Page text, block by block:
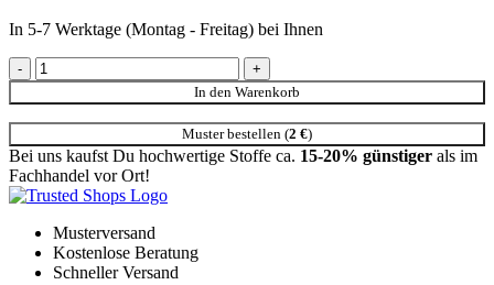
In 5-7 Werktage (Montag - Freitag) bei Ihnen
JA1043-073 Flint Jab Anstötz Chenille Polsterstoffe beige creme
Menge
In den Warenkorb
Muster bestellen (2 €)
Bei uns kaufst Du hochwertige Stoffe ca. 15-20% günstiger als im
Fachhandel vor Ort!
Musterversand
Kostenlose Beratung
Schneller Versand